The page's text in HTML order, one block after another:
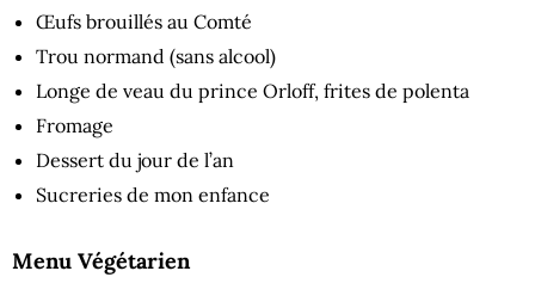
Œufs brouillés au Comté
Trou normand (sans alcool)
Longe de veau du prince Orloff, frites de polenta
Fromage
Dessert du jour de l’an
Sucreries de mon enfance
Menu Végétarien